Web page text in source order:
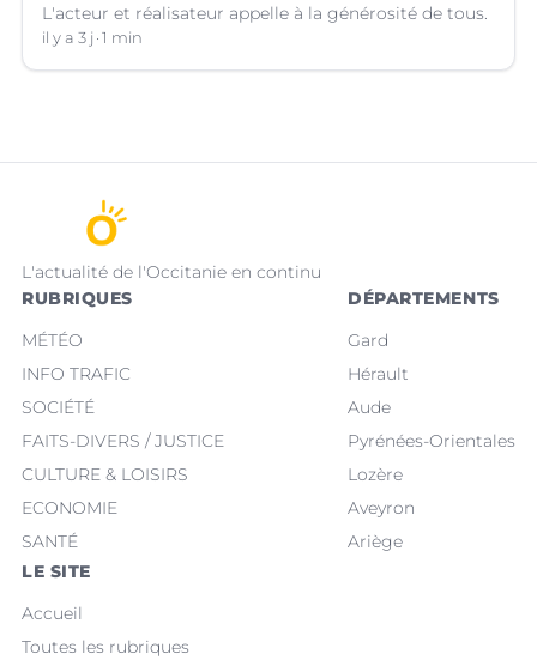
L'acteur et réalisateur appelle à la générosité de tous.
il y a 3 j 1 min
L'actualité de l'Occitanie en continu
RUBRIQUES
MÉTÉO
INFO TRAFIC
SOCIÉTÉ
FAITS-DIVERS / JUSTICE
CULTURE & LOISIRS
ECONOMIE
SANTÉ
DÉPARTEMENTS
Gard
Hérault
Aude
Pyrénées-Orientales
Lozère
Aveyron
Ariège
LE SITE
Accueil
Toutes les rubriques